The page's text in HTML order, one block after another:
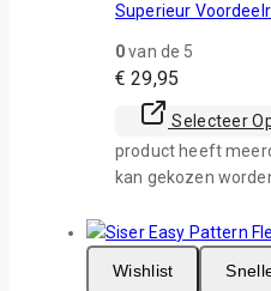
Superieur
0van de 5
€ 29,95
Selecteer
product heeft
kan gekozen
Wishlist